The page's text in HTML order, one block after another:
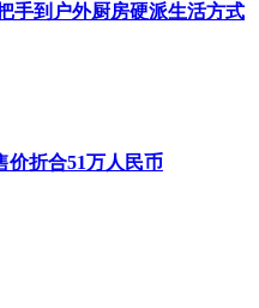
手到户外厨房硬派生活方式
价折合51万人民币